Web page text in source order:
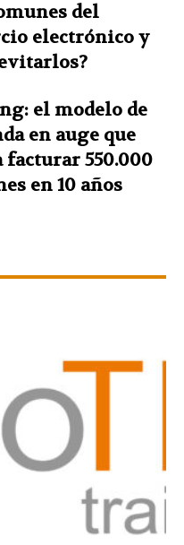
del
electrónico y
el modelo de
en auge que
facturar 550.000
en 10 años